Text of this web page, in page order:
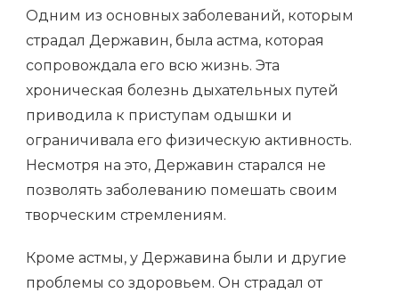
Одним из основных заболеваний, которым
страдал Державин, была астма, которая
сопровождала его всю жизнь. Эта
хроническая болезнь дыхательных путей
приводила к приступам одышки и
ограничивала его физическую активность.
Несмотря на это, Державин старался не
позволять заболеванию помешать своим
творческим стремлениям.
Кроме астмы, у Державина были и другие
проблемы со здоровьем. Он страдал от